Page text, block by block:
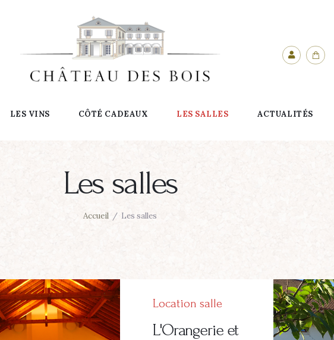
LES VINS CÔTÉ CADEAUX LES SALLES ACTUALITÉS
Les salles
Accueil Les salles
Location salle
L'Orangerie et